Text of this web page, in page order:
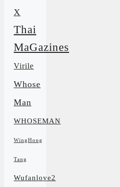
X
Thai
MaGazines
Virile
Whose
Man
WHOSEMAN
WingHong
Tang
Wufanlove2